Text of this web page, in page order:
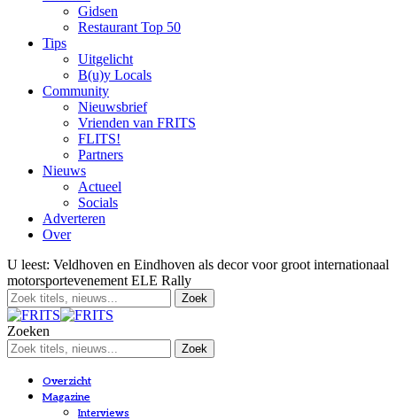
Gidsen
Restaurant Top 50
Tips
Uitgelicht
B(u)y Locals
Community
Nieuwsbrief
Vrienden van FRITS
FLITS!
Partners
Nieuws
Actueel
Socials
Adverteren
Over
U leest: Veldhoven en Eindhoven als decor voor groot internationaal
motorsportevenement ELE Rally
Zoeken
Overzicht
Magazine
Interviews